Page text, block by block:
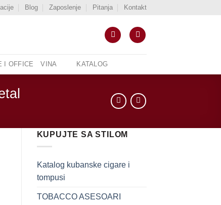
Blog Zaposlenje Pitanja Kontakt
I OFFICE VINA KATALOG
KUPUJTE SA STILOM
Katalog kubanske cigare i
tompusi
TOBACCO ASESOARI